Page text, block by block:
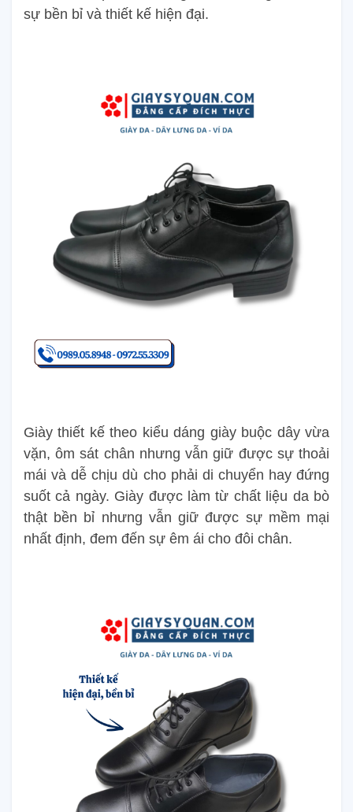
sự bền bỉ và thiết kế hiện đại.
Giày thiết kế theo kiểu dáng giày buộc dây vừa
vặn, ôm sát chân nhưng vẫn giữ được sự thoải
mái và dễ chịu dù cho phải di chuyển hay đứng
suốt cả ngày. Giày được làm từ chất liệu da bò
thật bền bỉ nhưng vẫn giữ được sự mềm mại
nhất định, đem đến sự êm ái cho đôi chân.